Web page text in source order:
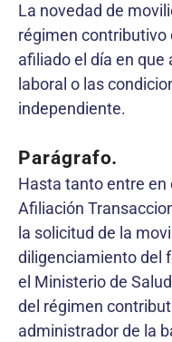
La novedad de
régimen contributivo
afiliado el día en que
laboral o las
independiente.
Parágrafo.
Hasta tanto entre en
Afiliación
la solicitud de la
diligenciamiento del
el Ministerio de
del régimen
administrador de la